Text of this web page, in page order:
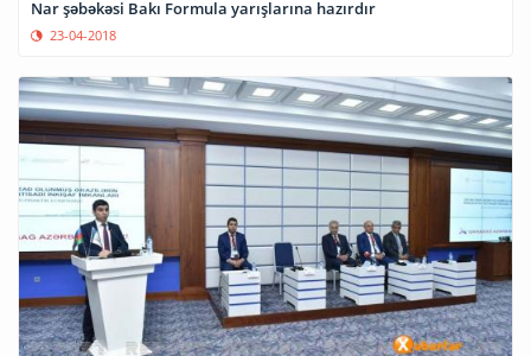
Nar şəbəkəsi Bakı Formula yarışlarına hazırdır
23-04-2018